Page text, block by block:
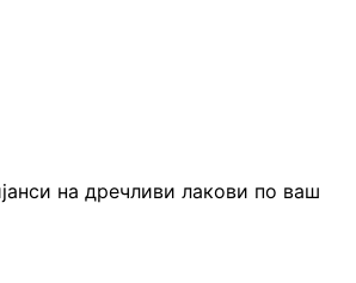
на дречливи лакови по ваш